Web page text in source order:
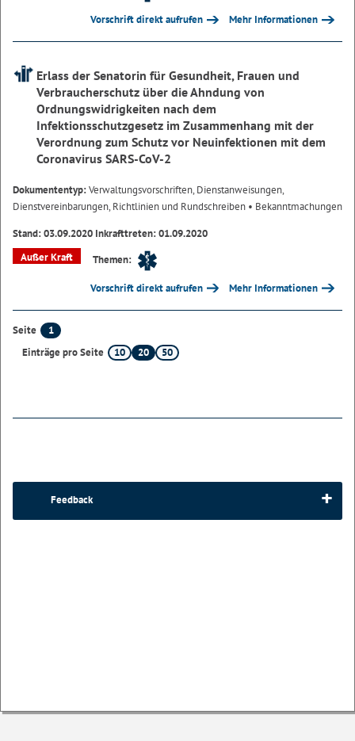
Vorschrift direkt aufrufen Mehr Informationen
Erlass der Senatorin für Gesundheit, Frauen und
Verbraucherschutz über die Ahndung von
Ordnungswidrigkeiten nach dem
Infektionsschutzgesetz im Zusammenhang mit der
Verordnung zum Schutz vor Neuinfektionen mit dem
Coronavirus SARS-CoV-2
Dokumententyp:Verwaltungsvorschriften, Dienstanweisungen,
Dienstvereinbarungen, Richtlinien und Rundschreiben • Bekanntmachungen
Stand: 03.09.2020 Inkrafttreten: 01.09.2020
Außer Kraft
Themen:
Vorschrift direkt aufrufen Mehr Informationen
Seite
1
Einträge pro Seite
10 20 50
Feedback